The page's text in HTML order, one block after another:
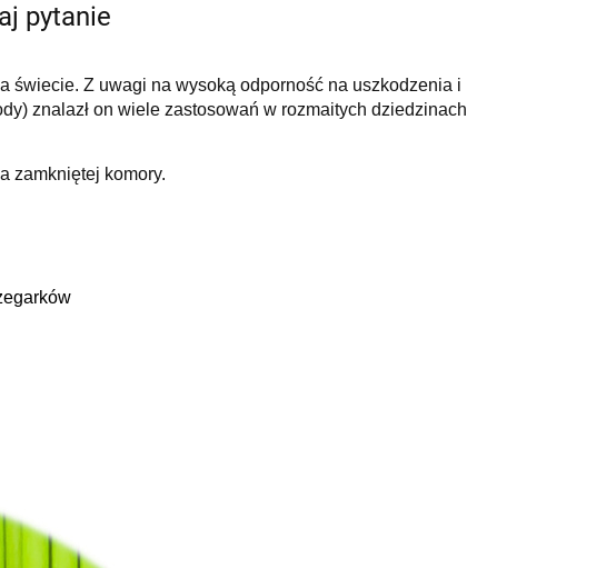
pytanie
świecie. Z uwagi na wysoką odporność na uszkodzenia i
znalazł on wiele zastosowań w rozmaitych dziedzinach
zamkniętej komory.